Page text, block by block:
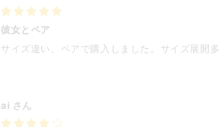
彼女とペア
サイズ違い、ペアで購入しました。サイズ展開
ai さん